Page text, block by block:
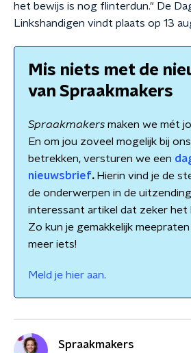
het bewijs is nog flinterdun." De
Linkshandigen vindt plaats op 13
Mis niets met de
van Spraakmakers
Spraakmakers maken we mét
En om jou zoveel mogelijk bij
betrekken, versturen we een
nieuwsbrief.Hierin vind je de
de onderwerpen in de
interessant artikel dat zeker het
Zo kun je gemakkelijk
meer iets!
Meld je hier aan.
Spraakmakers